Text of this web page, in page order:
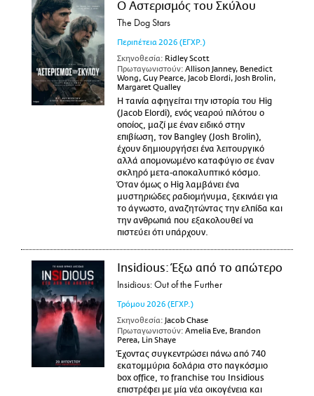
Ο Αστερισμός του Σκύλου
The Dog Stars
Περιπέτεια 2026 (ΕΓΧΡ.)
Σκηνοθεσία: Ridley Scott
Πρωταγωνιστούν: Allison Janney, Benedict
Wong, Guy Pearce, Jacob Elordi, Josh Brolin,
Margaret Qualley
Η ταινία αφηγείται την ιστορία του Hig
(Jacob Elordi), ενός νεαρού πιλότου ο
οποίος, μαζί με έναν ειδικό στην
επιβίωση, τον Bangley (Josh Brolin),
έχουν δημιουργήσει ένα λειτουργικό
αλλά απομονωμένο καταφύγιο σε έναν
σκληρό μετα-αποκαλυπτικό κόσμο.
Όταν όμως ο Hig λαμβάνει ένα
μυστηριώδες ραδιομήνυμα, ξεκινάει για
το άγνωστο, αναζητώντας την ελπίδα και
την ανθρωπιά που εξακολουθεί να
πιστεύει ότι υπάρχουν.
Insidious: Έξω από το απώτερο
Insidious: Out of the Further
Τρόμου 2026 (ΕΓΧΡ.)
Σκηνοθεσία: Jacob Chase
Πρωταγωνιστούν: Amelia Eve, Brandon
Perea, Lin Shaye
Έχοντας συγκεντρώσει πάνω από 740
εκατομμύρια δολάρια στο παγκόσμιο
box office, το franchise του Insidious
επιστρέφει με μία νέα οικογένεια και